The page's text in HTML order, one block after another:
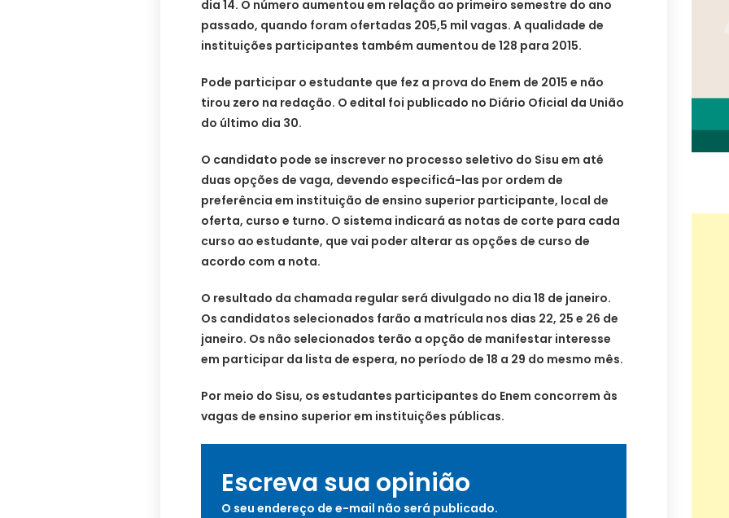
dia 14. O número aumentou em relação ao primeiro semestre do ano
passado, quando foram ofertadas 205,5 mil vagas. A qualidade de
instituições participantes também aumentou de 128 para 2015.
Pode participar o estudante que fez a prova do Enem de 2015 e não
tirou zero na redação. O edital foi publicado no Diário Oficial da União
do último dia 30.
O candidato pode se inscrever no processo seletivo do Sisu em até
duas opções de vaga, devendo especificá-las por ordem de
preferência em instituição de ensino superior participante, local de
oferta, curso e turno. O sistema indicará as notas de corte para cada
curso ao estudante, que vai poder alterar as opções de curso de
acordo com a nota.
O resultado da chamada regular será divulgado no dia 18 de janeiro.
Os candidatos selecionados farão a matrícula nos dias 22, 25 e 26 de
janeiro. Os não selecionados terão a opção de manifestar interesse
em participar da lista de espera, no período de 18 a 29 do mesmo mês.
Por meio do Sisu, os estudantes participantes do Enem concorrem às
vagas de ensino superior em instituições públicas.
Escreva sua opinião
O seu endereço de e-mail não será publicado.